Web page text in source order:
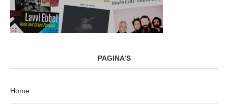
PAGINA’S
Home